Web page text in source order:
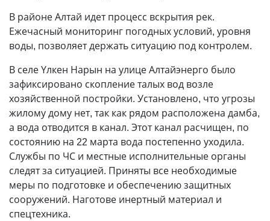
В районе Алтай идет процесс вскрытия рек.
Ежечасный мониторинг погодных условий, уровня
воды, позволяет держать ситуацию под контролем.
В селе Үлкен Нарын на улице Алтайэнерго было
зафиксировано скопление талых вод возле
хозяйственной постройки. Установлено, что угрозы
жилому дому нет, так как рядом расположена дамба,
а вода отводится в канал. Этот канал расчищен, по
состоянию на 22 марта вода постепенно уходила.
Службы по ЧС и местные исполнительные органы
следят за ситуацией. Приняты все необходимые
меры по подготовке и обеспечению защитных
сооружений. Наготове инертный материал и
спецтехника.